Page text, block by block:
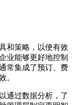
和策略，以便有效
业能够更好地控制
常集成了预订、费
。
通过数据分析，了